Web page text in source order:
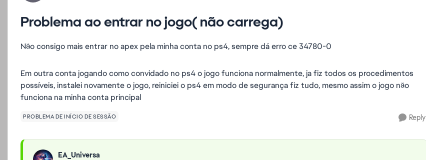
Problema ao entrar no jogo( não carrega)
Não consigo mais entrar no apex pela minha conta no ps4, sempre dá erro ce 34780-0
Em outra conta jogando como convidado no ps4 o jogo funciona normalmente, ja fiz todos os procedimentos
possíveis, instalei novamente o jogo, reiniciei o ps4 em modo de segurança fiz tudo, mesmo assim o jogo não
funciona na minha conta principal
PROBLEMA DE INÍCIO DE SESSÃO Reply
EA_Universa